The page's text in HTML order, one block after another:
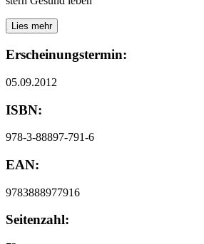
Lies mehr
Erscheinungstermin:
05.09.2012
ISBN:
978-3-88897-791-6
EAN:
9783888977916
Seitenzahl: